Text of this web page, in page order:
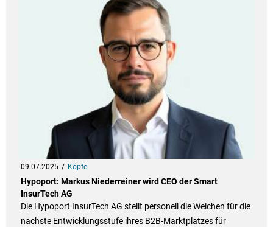
09.07.2025 Köpfe
Hypoport: Markus Niederreiner wird CEO der Smart
InsurTech AG
Die Hypoport InsurTech AG stellt personell die Weichen für die
nächste Entwicklungsstufe ihres B2B-Marktplatzes für